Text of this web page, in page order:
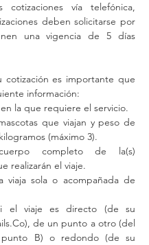
cotizaciones vía telefónica,
deben solicitarse por
una vigencia de 5 días
cotización es importante que
información:
la que requiere el servicio.
que viajan y peso de
(máximo 3).
completo de la(s)
realizarán el viaje.
viaja sola o acompañada de
el viaje es directo (de su
de un punto a otro (del
B) o redondo (de su